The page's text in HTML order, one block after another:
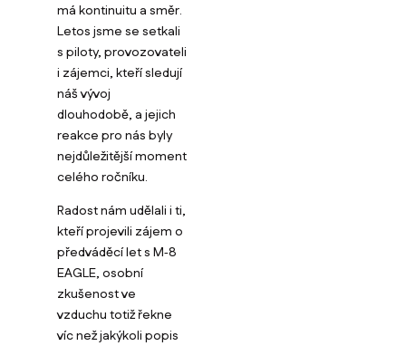
má kontinuitu a směr.
Letos jsme se setkali
s piloty, provozovateli
i zájemci, kteří sledují
náš vývoj
dlouhodobě, a jejich
reakce pro nás byly
nejdůležitější moment
celého ročníku.
Radost nám udělali i ti,
kteří projevili zájem o
předváděcí let s M‑8
EAGLE, osobní
zkušenost ve
vzduchu totiž řekne
víc než jakýkoli popis